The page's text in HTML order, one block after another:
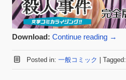
Download: Continue reading →
Posted in: 一般コミック Tagged: